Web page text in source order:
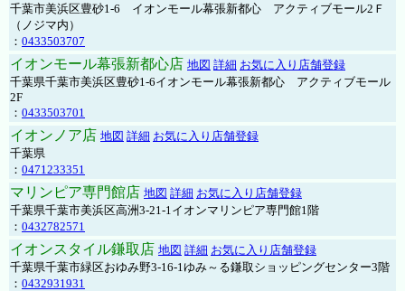
千葉市美浜区豊砂1-6 イオンモール幕張新都心 アクティブモール2Ｆ
（ノジマ内）
： 0433503707
イオンモール幕張新都心店 地図 詳細 お気に入り店舗登録
千葉県千葉市美浜区豊砂1-6イオンモール幕張新都心 アクティブモール
2F
： 0433503701
イオンノア店 地図 詳細 お気に入り店舗登録
千葉県
： 0471233351
マリンピア専門館店 地図 詳細 お気に入り店舗登録
千葉県千葉市美浜区高洲3-21-1イオンマリンピア専門館1階
： 0432782571
イオンスタイル鎌取店 地図 詳細 お気に入り店舗登録
千葉県千葉市緑区おゆみ野3-16-1ゆみ～る鎌取ショッピングセンター3階
： 0432931931